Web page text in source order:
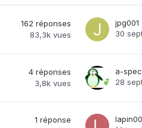
162 réponses
83,3k vues
jpg001
30
4 réponses
3,8k vues
a-spec
28
1 réponse